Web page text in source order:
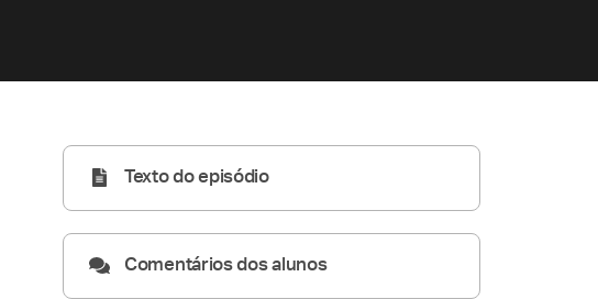
Homilia Diária
Texto do episódio
Comentários dos alunos